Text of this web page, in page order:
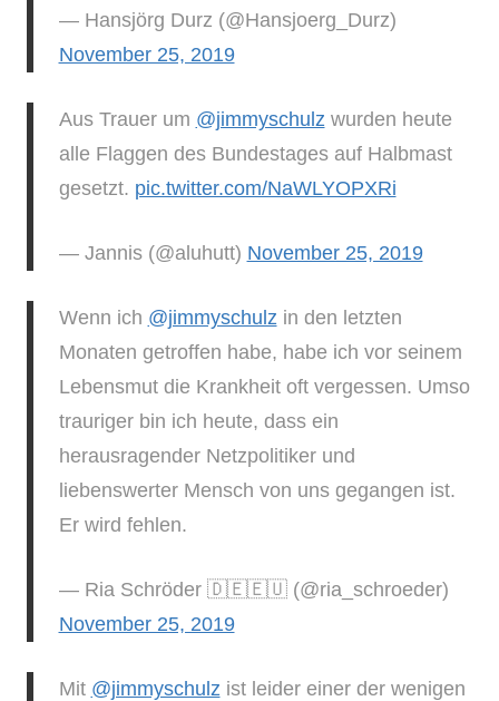
— Hansjörg Durz (@Hansjoerg_Durz)
November 25, 2019
Aus Trauer um @jimmyschulz wurden heute
alle Flaggen des Bundestages auf Halbmast
gesetzt. pic.twitter.com/NaWLYOPXRi
— Jannis (@aluhutt) November 25, 2019
Wenn ich @jimmyschulz in den letzten
Monaten getroffen habe, habe ich vor seinem
Lebensmut die Krankheit oft vergessen. Umso
trauriger bin ich heute, dass ein
herausragender Netzpolitiker und
liebenswerter Mensch von uns gegangen ist.
Er wird fehlen.
— Ria Schröder 🇩🇪🇪🇺 (@ria_schroeder)
November 25, 2019
Mit @jimmyschulz ist leider einer der wenigen